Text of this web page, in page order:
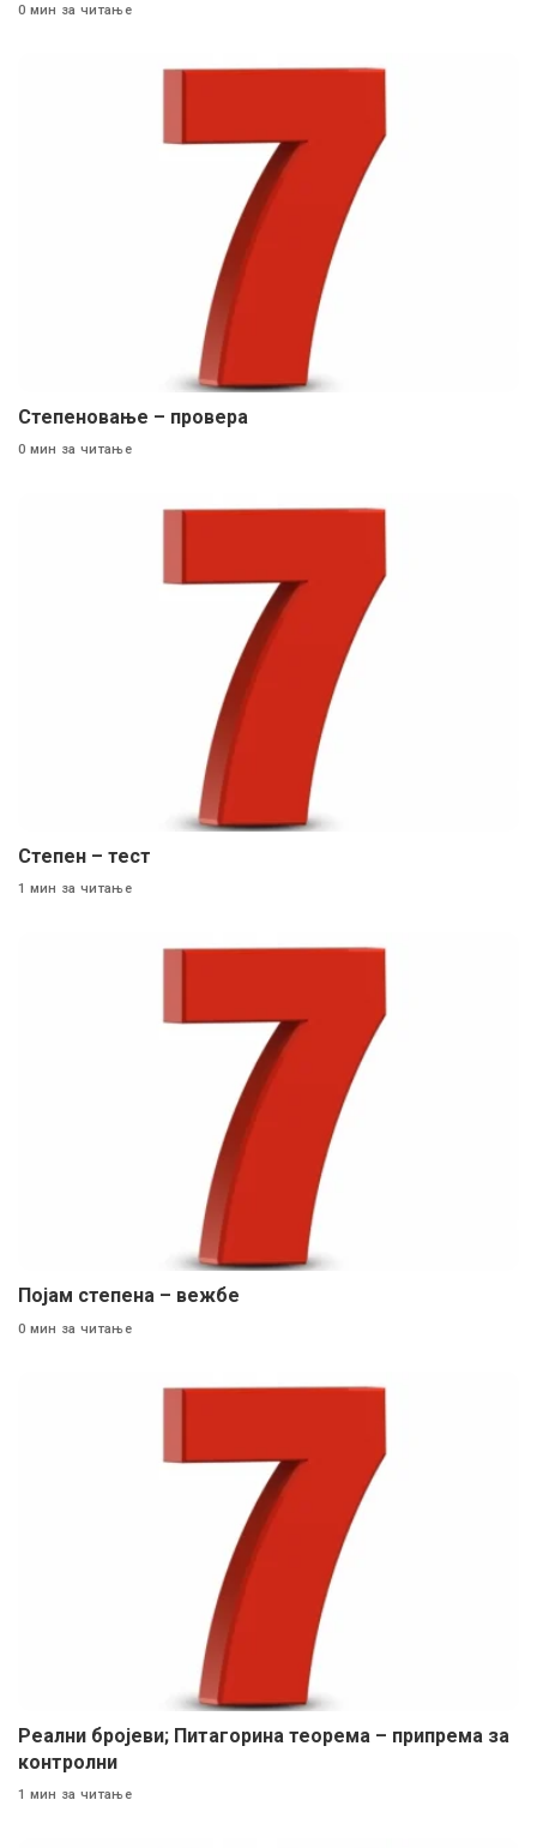
0 мин за читање
Степеновање – провера
0 мин за читање
Степен – тест
1 мин за читање
Појам степена – вежбе
0 мин за читање
Реални бројеви; Питагорина теорема – припрема за
контролни
1 мин за читање